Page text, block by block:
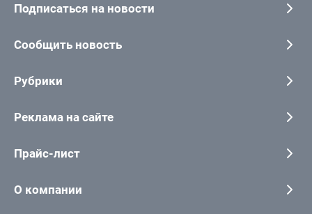
Подписаться на новости
Сообщить новость
Рубрики
Реклама на сайте
Прайс-лист
О компании